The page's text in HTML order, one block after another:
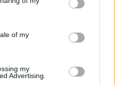
of my
my
Advertising.
dar tarpukariu,
nepatikslinta vieta. Buvęs
fondų saugotojas,
(1952-2018) šių eilučių
prie Nagarbos